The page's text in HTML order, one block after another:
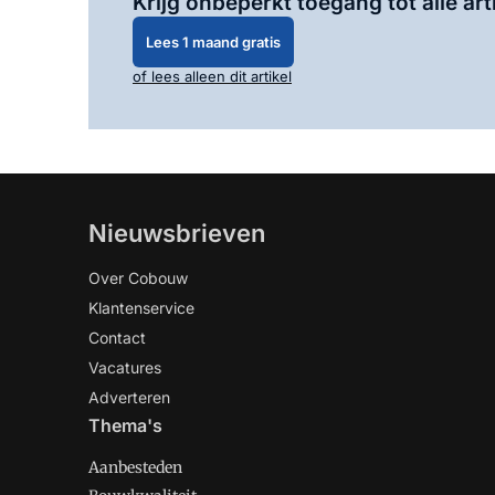
Lees 1 maand gratis
of lees alleen dit artikel
Nieuwsbrieven
Over Cobouw
Klantenservice
Contact
Vacatures
Adverteren
Thema's
Aanbesteden